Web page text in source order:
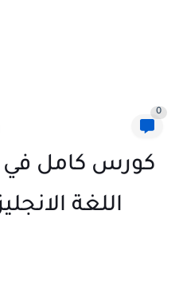
0
كورس كامل في
اللغة